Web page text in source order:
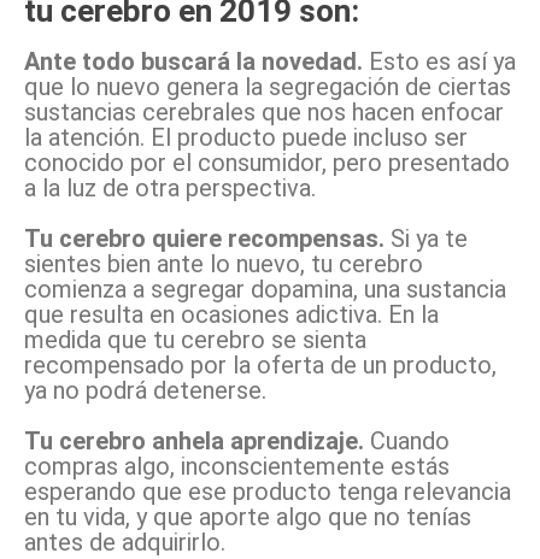
tu cerebro en 2019 son:
Ante todo buscará la novedad. Esto es así ya
que lo nuevo genera la segregación de ciertas
sustancias cerebrales que nos hacen enfocar
la atención. El producto puede incluso ser
conocido por el consumidor, pero presentado
a la luz de otra perspectiva.
Tu cerebro quiere recompensas. Si ya te
sientes bien ante lo nuevo, tu cerebro
comienza a segregar dopamina, una sustancia
que resulta en ocasiones adictiva. En la
medida que tu cerebro se sienta
recompensado por la oferta de un producto,
ya no podrá detenerse.
Tu cerebro anhela aprendizaje. Cuando
compras algo, inconscientemente estás
esperando que ese producto tenga relevancia
en tu vida, y que aporte algo que no tenías
antes de adquirirlo.